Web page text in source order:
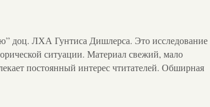
доц. ЛХА Гунтиса Дишлерса. Это исследование
ситуации. Материал свежий, мало
постоянный интерес чтитателей. Обширная